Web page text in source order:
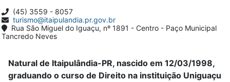
(45) 3559 - 8057
turismo@itaipulandia.pr.gov.br
Rua São Miguel do Iguaçu, nº 1891 - Centro - Paço Municipal
Tancredo Neves
Natural de Itaipulândia-PR, nascido em 12/03/1998,
graduando o curso de Direito na instituição Uniguaçu